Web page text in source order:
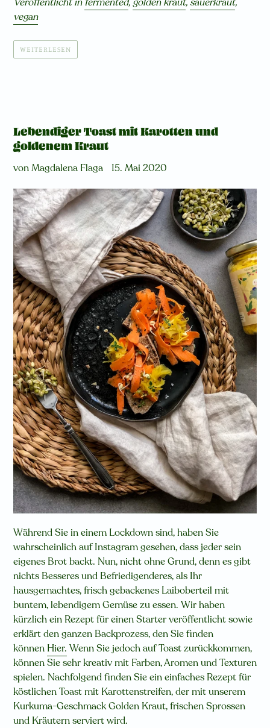
vegan
WEITERLESEN
Lebendiger Toast mit Karotten und
goldenem Kraut
von Magdalena Flaga 15. Mai 2020
Während Sie in einem Lockdown sind, haben Sie
wahrscheinlich auf Instagram gesehen, dass jeder sein
eigenes Brot backt. Nun, nicht ohne Grund, denn es gibt
nichts Besseres und Befriedigenderes, als Ihr
hausgemachtes, frisch gebackenes Laiboberteil mit
buntem, lebendigem Gemüse zu essen. Wir haben
kürzlich ein Rezept für einen Starter veröffentlichtsowie
erklärtden ganzen Backprozess, den Sie finden
können Hier. Wenn Sie jedoch auf Toast zurückkommen,
können Sie sehr kreativ mit Farben, Aromen und Texturen
spielen. Nachfolgend finden Sie ein einfaches Rezept für
köstlichen Toast mit Karottenstreifen, der mit unserem
Kurkuma-Geschmack Golden Kraut, frischen Sprossen
und Kräutern serviert wird.